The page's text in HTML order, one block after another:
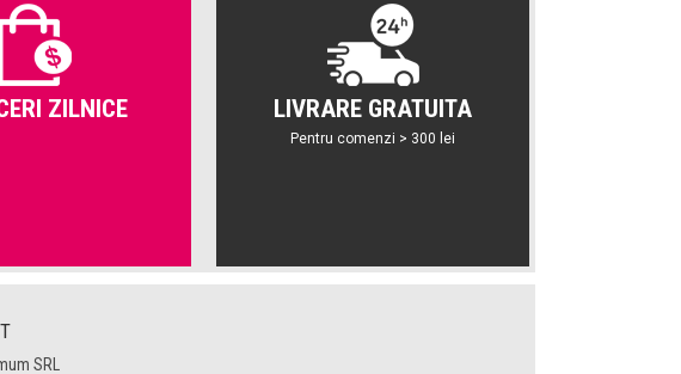
ZILNICE LIVRARE GRATUITA
Pentru comenzi > 300 lei
SRL